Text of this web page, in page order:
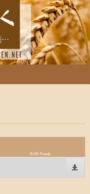
00:00 Ready